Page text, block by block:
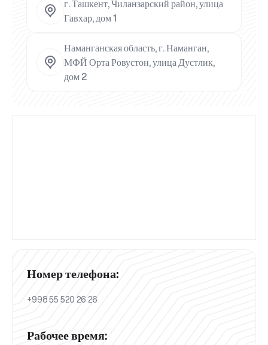
г. Ташкент, Чиланзарский район, улица
Гавхар, дом 1
Наманганская область, г. Наманган,
МФЙ Орта Ровустон, улица Дустлик,
дом 2
Номер телефона:
+998 55 520 26 26
Рабочее время: